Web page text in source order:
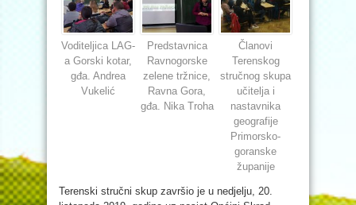
Voditeljica LAG-
a Gorski kotar,
gđa. Andrea
Vukelić
Predstavnica
Ravnogorske
zelene tržnice,
Ravna Gora,
gđa. Nika Troha
Članovi
Terenskog
stručnog skupa
učitelja i
nastavnika
geografije
Primorsko-
goranske
županije
Terenski stručni skup završio je u nedjelju, 20.